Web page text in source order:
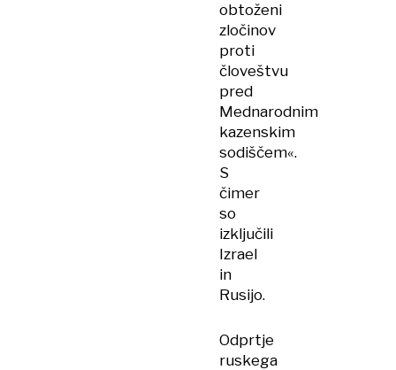
obtoženi
zločinov
proti
človeštvu
pred
Mednarodnim
kazenskim
sodiščem«.
S
čimer
so
izključili
Izrael
in
Rusijo.
Odprtje
ruskega